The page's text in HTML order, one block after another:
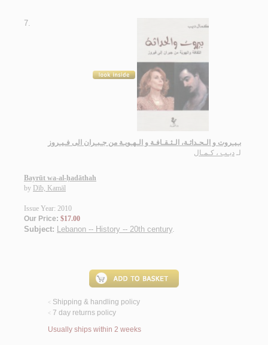
7.
بـيـروت و الـحـداثـة، الـثـقـافـة و الـهـويـة من جـبـران الى فـيـروز
لـ ديـب ، كـمـال
Bayrūt wa-al-ḥadāthah
by Dīb, Kamāl
Issue Year: 2010
Our Price: $17.00
Subject: Lebanon -- History -- 20th century.
< Shipping & handling policy
< 7 day returns policy
Usually ships within 2 weeks